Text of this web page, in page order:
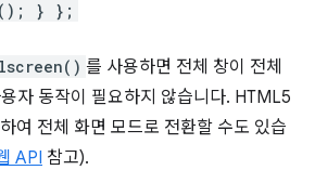
} };
를 사용하면 전체 창이 전체
자 동작이 필요하지 않습니다. HTML5
여 전체 화면 모드로 전환할 수도 있습
API 참고).